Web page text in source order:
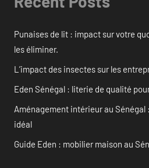
Punaises de lit : impact sur votre
les éliminer.
L’impact des insectes sur les
Eden Sénégal : literie de qualité
Aménagement intérieur au Sénégal
idéal
Guide Eden : mobilier maison au